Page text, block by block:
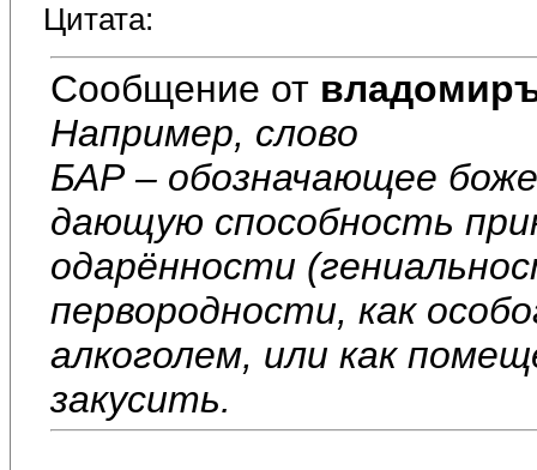
Цитата:
Сообщение от
Например, слово
БАР – обозначающее
дающую способность
одарённости
первородности, как
алкоголем, или как
закусить.